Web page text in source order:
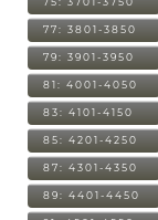
77: 3801-3850
79: 3901-3950
81: 4001-4050
83: 4101-4150
85: 4201-4250
87: 4301-4350
89: 4401-4450